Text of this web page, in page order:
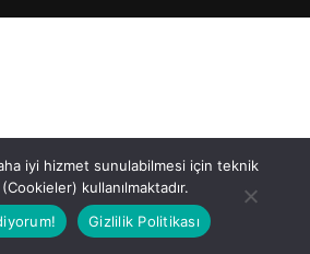
iyi hizmet sunulabilmesi için teknik
kullanılmaktadır.
Gizlilik Politikası